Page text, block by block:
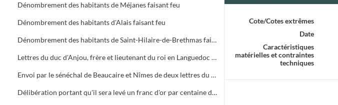
Dénombrement des habitants de Méjanes faisant feu
Dénombrement des habitants d'Alais faisant feu
Dénombrement des habitants de Saint-Hilaire-de-Brethmas faisant feu
Lettres du duc d'Anjou, frère et lieutenant du roi en Languedoc par lesquelles il accorde aux habitants d'Alais la remise de l'amende par eux encourue faute d'un paiement de subside
Envoi par le sénéchal de Beaucaire et Nîmes de deux lettres du duc d'Anjou, frère et lieutenant du roi en Languedoc, en date du 23 Mars 1372 et du 8 Novembre 1378 relatives au subside d'un franc d'or par mois et par feu pour les frais de guerre
Délibération portant qu'il sera levé un franc d'or par centaine de livres, deux gros d'argent pour muid de vin amené chez l'habitant et un demi gros par setier de blé cuit par les habitants ou les boulangers, afin de pourvoir au paiement des dettes de la Ville
Cote/Cotes extrêmes
Date
Caractéristiques
matérielles et contraintes
techniques